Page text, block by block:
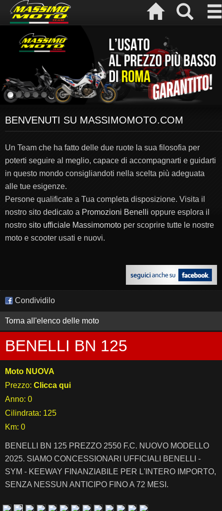
BENVENUTI SU MASSIMOMOTO.COM
Un Team che ha fatto delle due ruote la sua filosofia per
poterti seguire al meglio, capace di accompagnarti e guidarti
in questo mondo consigliandoti nella scelta più adeguata
alle tue esigenze.
Persone qualificate a Tua completa disposizione. Visita il
nostro sito dedicato a Promozioni Benelli oppure esplora il
nostro sito ufficiale Massimomoto per scoprire tutte le nostre
moto e scooter usati e nuovi.
Condividilo
Torna all'elenco delle moto
BENELLI BN 125
Moto NUOVA
Prezzo: Clicca qui
Anno: 0
Cilindrata: 125
Km: 0
BENELLI BN 125 PREZZO 2550 F.C. NUOVO MODELLO
2025. SIAMO CONCESSIONARI UFFICIALI BENELLI -
SYM - KEEWAY FINANZIABILE PER L'INTERO IMPORTO,
SENZA NESSUN ANTICIPO FINO A 72 MESI.